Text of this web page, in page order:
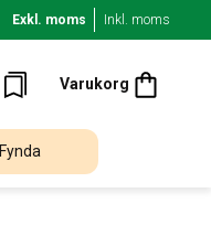
Exkl. moms Inkl. moms
Varukorg
Favoriter
Fynda